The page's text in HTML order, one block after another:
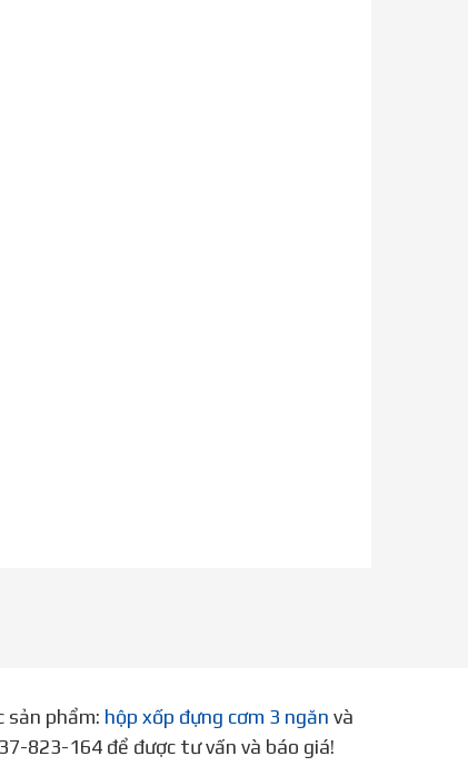
sản phẩm: hộp xốp đựng cơm 3 ngăn và
823-164 để được tư vấn và báo giá!